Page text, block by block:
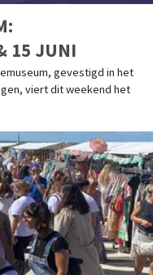
15 JUNI
gevestigd in het
viert dit weekend het